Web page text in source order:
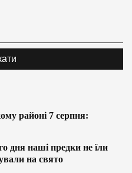
районі 7 серпня:
дня наші предки не їли
на свято